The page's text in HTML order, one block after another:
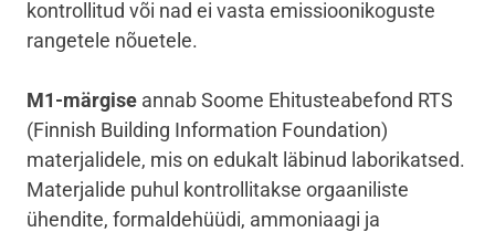
kontrollitud või nad ei vasta emissioonikoguste
rangetele nõuetele.
M1-märgise annab Soome Ehitusteabefond RTS
(Finnish Building Information Foundation)
materjalidele, mis on edukalt läbinud laborikatsed.
Materjalide puhul kontrollitakse orgaaniliste
ühendite, formaldehüüdi, ammoniaagi ja